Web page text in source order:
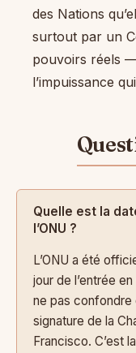
des Nations
surtout par un
pouvoirs réels
l’impuissance
Quelle est la
l’ONU ?
L’ONU a été
jour de l’entrée
ne pas
signature de la
Francisco. C’est